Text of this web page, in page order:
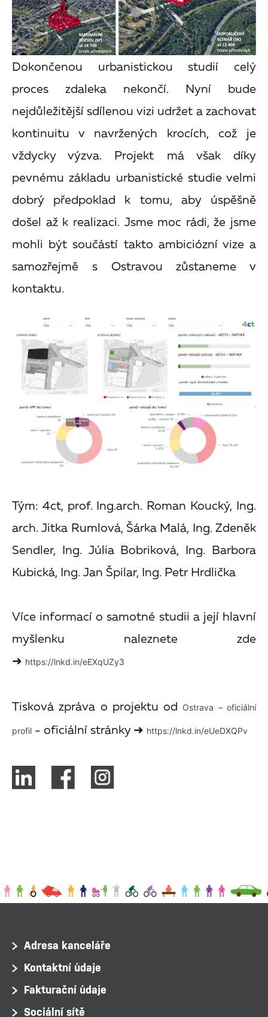
Dokončenou urbanistickou studií celý
proces zdaleka nekončí. Nyní bude
nejdůležitější sdílenou vizi udržet a zachovat
kontinuitu v navržených krocích, což je
vždycky výzva. Projekt má však díky
pevnému základu urbanistické studie velmi
dobrý předpoklad k tomu, aby úspěšně
došel až k realizaci. Jsme moc rádi, že jsme
mohli být součástí takto ambiciózní vize a
samozřejmě s Ostravou zůstaneme v
kontaktu.
Tým: 4ct, prof. Ing.arch. Roman Koucký, Ing.
arch. Jitka Rumlová, Šárka Malá, Ing. Zdeněk
Sendler, Ing. Júlia Bobriková, Ing. Barbora
Kubická, Ing. Jan Špilar, Ing. Petr Hrdlička
Více informací o samotné studii a její hlavní
myšlenku naleznete zde
➜ https://lnkd.in/eEXqUZy3
Tisková zpráva o projektu od Ostrava – oficiální
profil - oficiální stránky ➜ https://lnkd.in/eUeDXQPv
Adresa kanceláře
Kontaktní údaje
Fakturační údaje
Sociální sítě